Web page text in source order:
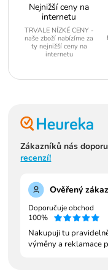
Nejnižší ceny na
internetu
TRVALE NÍZKÉ CENY -
naše zboží nabízíme za
ty nejnižší ceny na
internetu
Zákazníků nás
recenzí!
Ověřený
Doporučuje obchod
100%
Nakupuji tu
výměny a reklamace